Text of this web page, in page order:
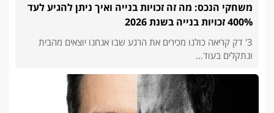
משחקי הנכס: מה זה זכויות בנייה ואיך ניתן להגיע לעד
400% זכויות בנייה בשנת 2026
3' דק קריאה כולנו מכירים את הרגע שבו אנחנו יוצאים מהבית
ונתקלים בעוד...